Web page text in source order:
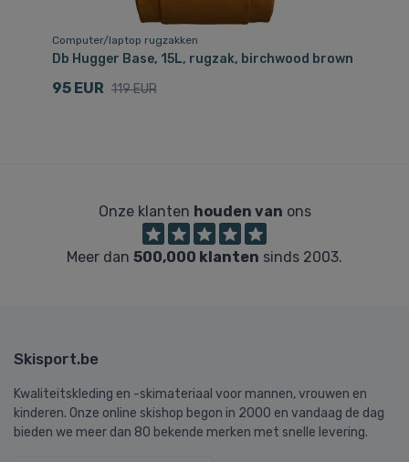
Computer/laptop rugzakken
Db Hugger Base, 15L, rugzak, birchwood brown
95 EUR 119 EUR
Onze klanten houden van ons
Meer dan 500,000 klanten sinds 2003.
Skisport.be
Kwaliteitskleding en -skimateriaal voor mannen, vrouwen en
kinderen. Onze online skishop begon in 2000 en vandaag de dag
bieden we meer dan 80 bekende merken met snelle levering.